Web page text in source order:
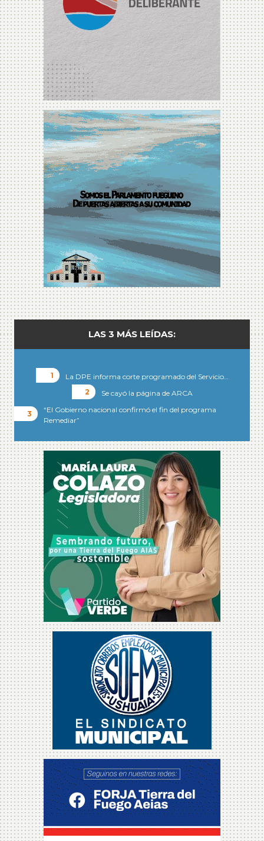
LAS 3 MÁS LEÍDAS:
La DPE informa corte programado del Servicio…
Se cayó la página de ARCA
“El Gobierno nacional confirmó el fin del programa
Remediar”